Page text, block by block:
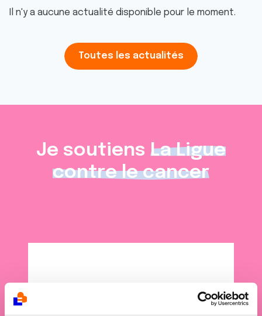
Il n'y a aucune actualité disponible pour le moment.
Toutes les actualités
Je soutiens La Ligue
contre le cancer